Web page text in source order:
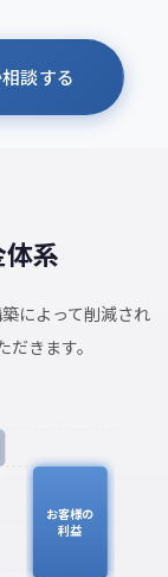
談する
系
によって削減され
きます。
お客様の
利益